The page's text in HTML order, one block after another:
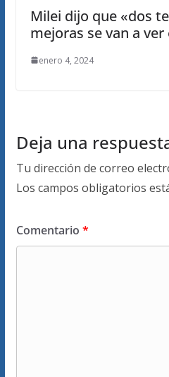
Milei dijo que «dos
mejoras se van a ver
enero 4, 2024
Deja una
Tu dirección de correo
Los campos obligatorios
Comentario *